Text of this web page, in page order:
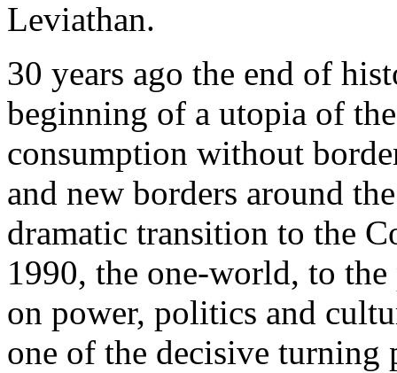
Leviathan.
30 years ago the end of
beginning of a utopia of
consumption without
and new borders around
dramatic transition to the
1990, the one-world, to the
on power, politics and
one of the decisive turning